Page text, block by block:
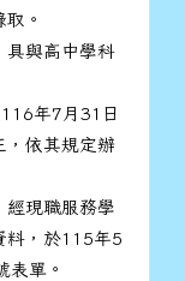
。
具與高中學科
年7月31日
，依其規定辦
經現職服務學
料，於115年5
表單。